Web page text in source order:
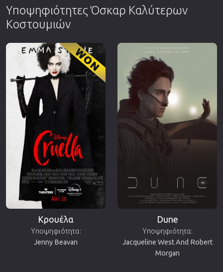
Υποψηφιότητες Όσκαρ Καλύτερων
Κοστουμιών
Κρουέλα
Υποψηφιότητα:
Jenny Beavan
Dune
Υποψηφιότητα:
Jacqueline West And Robert
Morgan